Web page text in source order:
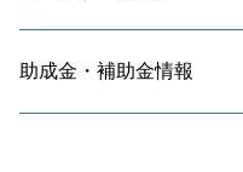
助成金・補助金情報